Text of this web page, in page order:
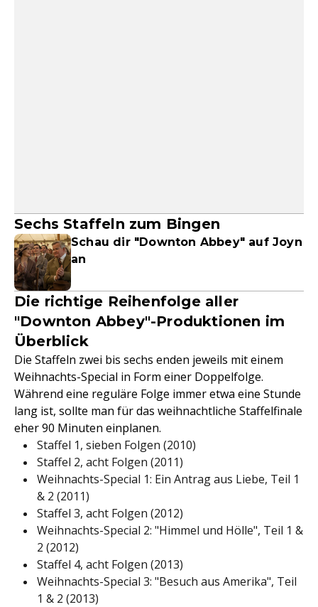
Sechs Staffeln zum Bingen
Schau dir "Downton Abbey" auf Joyn
an
Die richtige Reihenfolge aller
"Downton Abbey"-Produktionen im
Überblick
Die Staffeln zwei bis sechs enden jeweils mit einem
Weihnachts-Special in Form einer Doppelfolge.
Während eine reguläre Folge immer etwa eine Stunde
lang ist, sollte man für das weihnachtliche Staffelfinale
eher 90 Minuten einplanen.
Staffel 1, sieben Folgen (2010)
Staffel 2, acht Folgen (2011)
Weihnachts-Special 1: Ein Antrag aus Liebe, Teil 1
& 2 (2011)
Staffel 3, acht Folgen (2012)
Weihnachts-Special 2: "Himmel und Hölle", Teil 1 &
2 (2012)
Staffel 4, acht Folgen (2013)
Weihnachts-Special 3: "Besuch aus Amerika", Teil
1 & 2 (2013)